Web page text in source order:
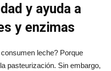
y ayuda a
y enzimas
leche? Porque
pasteurización. Sin embargo,